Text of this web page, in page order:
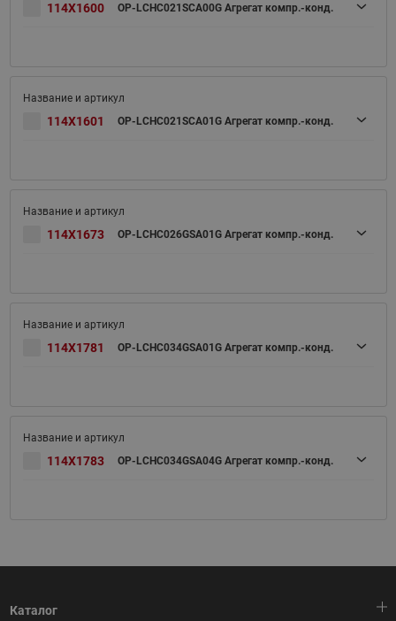
114X1600 OP-LCHC021SCA00G Агрегат компр.-конд.
114X1601 OP-LCHC021SCA01G Агрегат компр.-конд.
114X1673 OP-LCHC026GSA01G Агрегат компр.-конд.
114X1781 OP-LCHC034GSA01G Агрегат компр.-конд.
114X1783 OP-LCHC034GSA04G Агрегат компр.-конд.
Каталог